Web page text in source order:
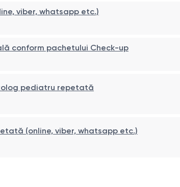
viber, whatsapp etc.)
conform pachetului Check-up
pediatru repetată
(online, viber, whatsapp etc.)